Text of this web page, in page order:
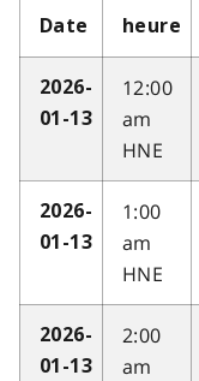
Date heure
2026-
01-13
12:00
am
HNE
2026-
01-13
1:00
am
HNE
2026-
01-13
2:00
am